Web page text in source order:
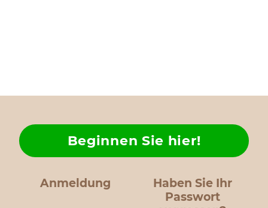
Anmeldung
Haben Sie Ihr
Passwort
Beginnen Sie hier!